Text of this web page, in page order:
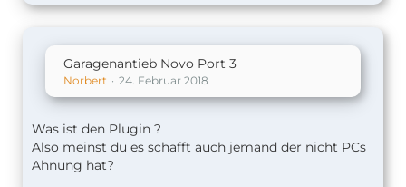
Garagenantieb Novo Port 3
Norbert 24. Februar 2018
Was ist den Plugin ?
Also meinst du es schafft auch jemand der nicht PCs
Ahnung hat?